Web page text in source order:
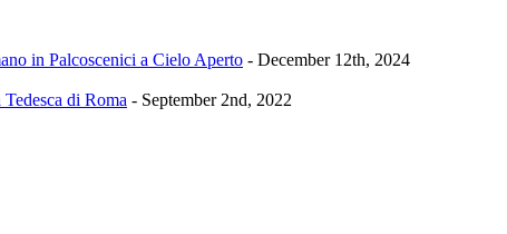
in Palcoscenici a Cielo Aperto - December 12th, 2024
di Roma - September 2nd, 2022